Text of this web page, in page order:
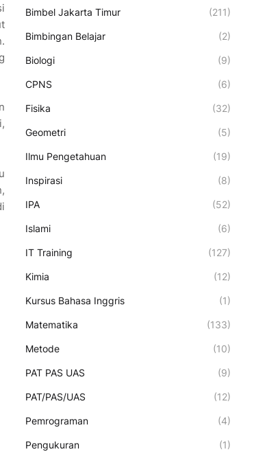
Bimbel Jakarta Timur (211)
Bimbingan Belajar (2)
Biologi (9)
CPNS (6)
Fisika (32)
Geometri (5)
Ilmu Pengetahuan (19)
Inspirasi (8)
IPA (52)
Islami (6)
IT Training (127)
Kimia (12)
Kursus Bahasa Inggris (1)
Matematika (133)
Metode (10)
PAT PAS UAS (9)
PAT/PAS/UAS (12)
Pemrograman (4)
Pengukuran (1)